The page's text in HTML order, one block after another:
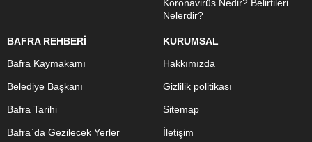
Koronavirüs Nedir? Belirtileri
Nelerdir?
BAFRA REHBERİ
Bafra Kaymakamı
Belediye Başkanı
Bafra Tarihi
Bafra`da Gezilecek Yerler
KURUMSAL
Hakkımızda
Gizlilik politikası
Sitemap
İletişim